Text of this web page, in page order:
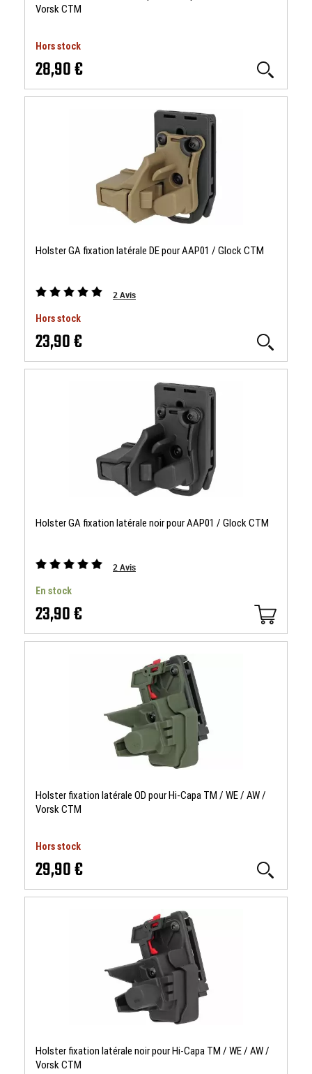
Vorsk CTM
Hors stock
28,90 €
Holster GA fixation latérale DE pour AAP01 / Glock CTM
2Avis
Hors stock
23,90 €
Holster GA fixation latérale noir pour AAP01 / Glock CTM
2Avis
En stock
23,90 €
Holster fixation latérale OD pour Hi-Capa TM / WE / AW /
Vorsk CTM
Hors stock
29,90 €
Holster fixation latérale noir pour Hi-Capa TM / WE / AW /
Vorsk CTM